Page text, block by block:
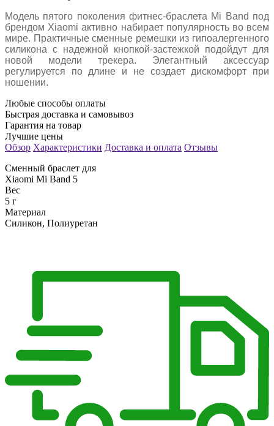
Модель пятого поколения фитнес-браслета Mi Band под
брендом Xiaomi активно набирает популярность во всем
мире. Практичные сменные ремешки из гипоалергенного
силикона с надежной кнопкой-застежкой подойдут для
новой модели трекера. Элегантный аксессуар
регулируется по длине и не создает дискомфорт при
ношении.
Любые способы оплаты
Быстрая доставка и самовывоз
Гарантия на товар
Лучшие цены
Обзор Характеристики Доставка и оплата Отзывы
Сменный браслет для
Xiaomi Mi Band 5
Вес
5 г
Материал
Силикон, Полиуретан